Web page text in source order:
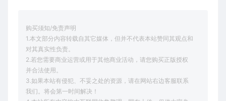
购买须知/免责声明
1.本文部分内容转载自其它媒体，但并不代表本站赞同其观点和
对其真实性负责。
2.若您需要商业运营或用于其他商业活动，请您购买正版授权
并合法使用。
3.如果本站有侵犯、不妥之处的资源，请在网站右边客服联系
我们。将会第一时间解决！